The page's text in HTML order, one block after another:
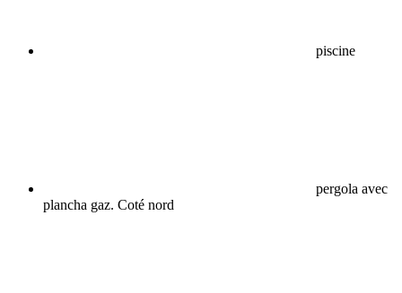
piscine
pergola avec
plancha gaz. Coté nord